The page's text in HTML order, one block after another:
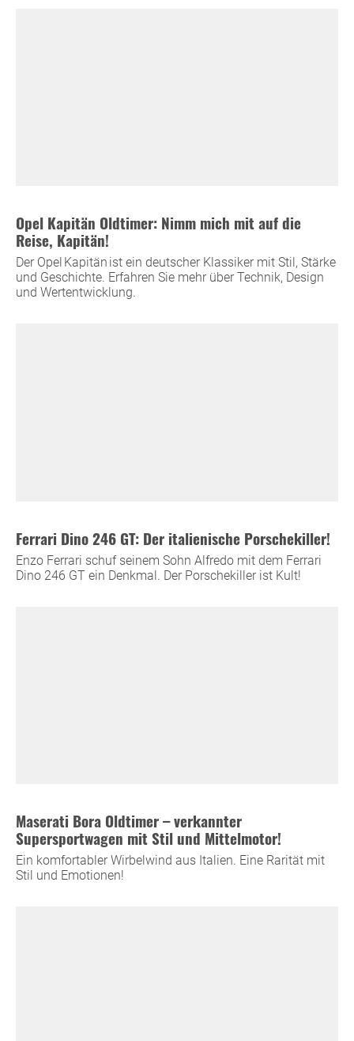
Opel Kapitän Oldtimer: Nimm mich mit auf die
Reise, Kapitän!
Der Opel Kapitän ist ein deutscher Klassiker mit Stil, Stärke
und Geschichte. Erfahren Sie mehr über Technik, Design
und Wertentwicklung.
Ferrari Dino 246 GT: Der italienische Porschekiller!
Enzo Ferrari schuf seinem Sohn Alfredo mit dem Ferrari
Dino 246 GT ein Denkmal. Der Porschekiller ist Kult!
Maserati Bora Oldtimer – verkannter
Supersportwagen mit Stil und Mittelmotor!
Ein komfortabler Wirbelwind aus Italien. Eine Rarität mit
Stil und Emotionen!